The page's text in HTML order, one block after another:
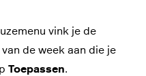
vink je de
de week aan die je
Toepassen.